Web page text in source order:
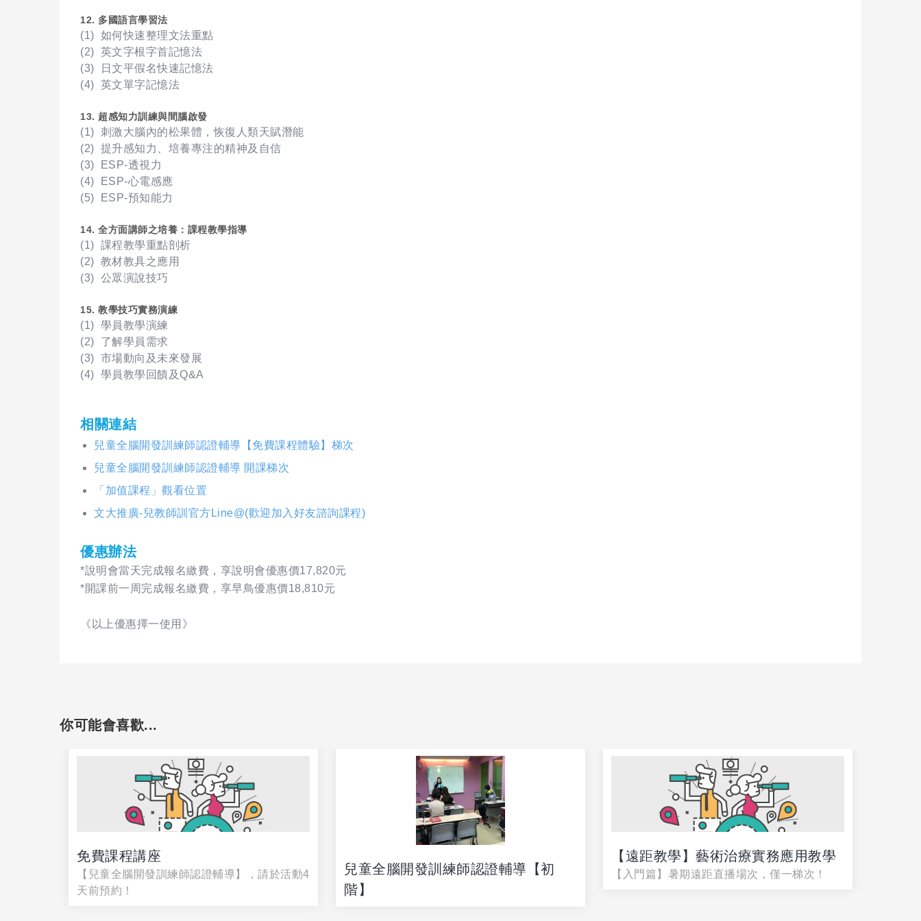
12. 多國語言學習法
(1) 如何快速整理文法重點
(2) 英文字根字首記憶法
(3) 日文平假名快速記憶法
(4) 英文單字記憶法
13. 超感知力訓練與間腦啟發
(1) 刺激大腦內的松果體，恢復人類天賦潛能
(2) 提升感知力、培養專注的精神及自信
(3) ESP-透視力
(4) ESP-心電感應
(5) ESP-預知能力
14. 全方面講師之培養：課程教學指導
(1) 課程教學重點剖析
(2) 教材教具之應用
(3) 公眾演說技巧
15. 教學技巧實務演練
(1) 學員教學演練
(2) 了解學員需求
(3) 市場動向及未來發展
(4) 學員教學回饋及Q&A
相關連結
兒童全腦開發訓練師認證輔導【免費課程體驗】梯次
兒童全腦開發訓練師認證輔導 開課梯次
「加值課程」觀看位置
文大推廣-兒教師訓官方Line@(歡迎加入好友諮詢課程)
優惠辦法
*說明會當天完成報名繳費，享說明會優惠價17,820元
*開課前一周完成報名繳費，享早鳥優惠價18,810元
《以上優惠擇一使用》
你可能會喜歡...
免費課程講座
【兒童全腦開發訓練師認證輔導】，請於活動4
天前預約！
兒童全腦開發訓練師認證輔導【初
階】
【遠距教學】藝術治療實務應用教學
【入門篇】暑期遠距直播場次，僅一梯次！